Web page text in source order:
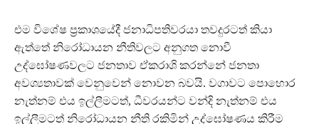
එම විශේෂ ප්‍රකාශයේදී ජනාධිපතිවරයා තවදුරටත් කියා
ඇත්තේ නිරෝධායන නීතිවලට අනුගත නොවී
උද්ඝෝෂණවලට ජනතාව ඒකරාශි කරන්නේ ජනතා
අවශ්‍යතාවක් වෙනුවෙන් නොවන බවයි. වගාවට පොහොර
නැත්නම් එය ඉල්ලීමටත්, ධීවරයන්ට වන්දි නැත්නම් එය
ඉල්ලීමටත් නිරෝධායන නීති රකිමින් උද්ඝෝෂණය කිරීම